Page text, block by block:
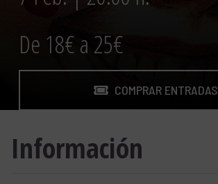
De 18€ a 25€
COMPRAR ENTRADAS
Información